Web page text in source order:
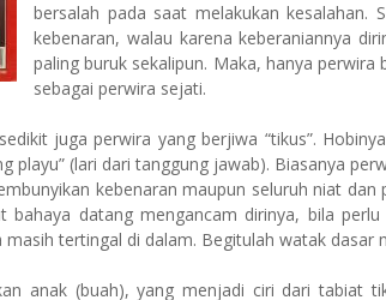
bersalah pada saat melakukan kesalahan.
ke­benaran, walau karena keberaniannya
paling buruk sekalipun. Maka, hanya
sebagai perwira sejati.
juga perwira yang berjiwa “tikus”.
playu” (lari dari tanggung jawab). Biasanya
kebenaran maupun seluruh niat
bahaya datang mengancam dirinya, bila
tertingal di dalam. Begitulah watak dasar
anak (buah), yang menjadi ciri dari tabiat